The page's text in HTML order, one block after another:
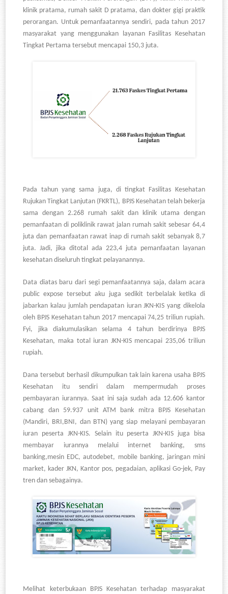
klinik pratama, rumah sakit D pratama, dan dokter gigi praktik
perorangan. Untuk pemanfaatannya sendiri, pada tahun 2017
masyarakat yang menggunakan layanan Fasilitas Kesehatan
Tingkat Pertama tersebut mencapai 150,3 juta.
Pada tahun yang sama juga, di tingkat Fasilitas Kesehatan
Rujukan Tingkat Lanjutan (FKRTL), BPJS Kesehatan telah bekerja
sama dengan 2.268 rumah sakit dan klinik utama dengan
pemanfaatan di poliklinik rawat jalan rumah sakit sebesar 64,4
juta dan pemanfaatan rawat inap di rumah sakit sebanyak 8,7
juta. Jadi, jika ditotal ada 223,4 juta pemanfaatan layanan
kesehatan diseluruh tingkat pelayanannya.
Data diatas baru dari segi pemanfaatannya saja, dalam acara
public expose tersebut aku juga sedikit terbelalak ketika di
jabarkan kalau jumlah pendapatan iuran JKN-KIS yang dikelola
oleh BPJS Kesehatan tahun 2017 mencapai 74,25 triliun rupiah.
Fyi, jika diakumulasikan selama 4 tahun berdirinya BPJS
Kesehatan, maka total iuran JKN-KIS mencapai 235,06 triliun
rupiah.
Dana tersebut berhasil dikumpulkan tak lain karena usaha BPJS
Kesehatan itu sendiri dalam mempermudah proses
pembayaran iurannya. Saat ini saja sudah ada 12.606 kantor
cabang dan 59.937 unit ATM bank mitra BPJS Kesehatan
(Mandiri, BRI,BNI, dan BTN) yang siap melayani pembayaran
iuran peserta JKN-KIS. Selain itu peserta JKN-KIS juga bisa
membayar iurannya melalui internet banking, sms
banking,mesin EDC, autodebet, mobile banking, jaringan mini
market, kader JKN, Kantor pos, pegadaian, aplikasi Go-jek, Pay
tren dan sebagainya.
Melihat keterbukaan BPJS Kesehatan terhadap masyarakat